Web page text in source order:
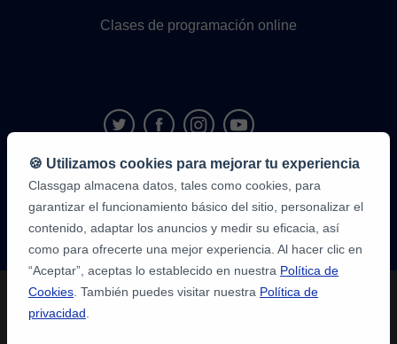
Clases de programación online
9,6/10
1.339.284
opiniones
alumnos
🍪 Utilizamos cookies para mejorar tu experiencia
Classgap almacena datos, tales como cookies, para
garantizar el funcionamiento básico del sitio, personalizar el
contenido, adaptar los anuncios y medir su eficacia, así
como para ofrecerte una mejor experiencia. Al hacer clic en
“Aceptar”, aceptas lo establecido en nuestra Política de
Cookies . También puedes visitar nuestra Política de
privacidad